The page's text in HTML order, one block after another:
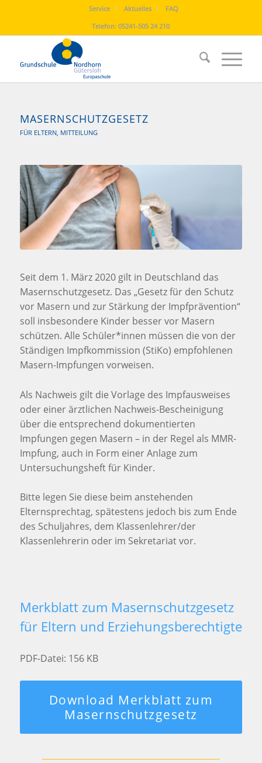
Service Aktuelles
FAQ
Telefon:05241-505 24 210
MASERNSCHUTZGESETZ
FÜR ELTERN, MITTEILUNG
Seit dem 1. März 2020 gilt in Deutschland das
Masernschutzgesetz. Das „Gesetz für den Schutz
vor Masern und zur Stärkung der Impfprävention“
soll insbesondere Kinder besser vor Masern
schützen. Alle Schüler*innen müssen die von der
Ständigen Impfkommission (StiKo) empfohlenen
Masern-Impfungen vorweisen.
Als Nachweis gilt die Vorlage des Impfausweises
oder einer ärztlichen Nachweis-Bescheinigung
über die entsprechend dokumentierten
Impfungen gegen Masern – in der Regel als MMR-
Impfung, auch in Form einer Anlage zum
Untersuchungsheft für Kinder.
Bitte legen Sie diese beim anstehenden
Elternsprechtag, spätestens jedoch bis zum Ende
des Schuljahres, dem Klassenlehrer/der
Klassenlehrerin oder im Sekretariat vor.
Merkblatt zum Masernschutzgesetz
für Eltern und Erziehungsberechtigte
PDF-Datei: 156 KB
Download Merkblatt zum
Masernschutzgesetz